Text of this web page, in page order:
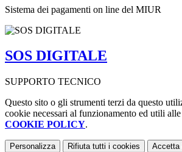
Sistema dei pagamenti on line del MIUR
SOS DIGITALE
SUPPORTO TECNICO
Questo sito o gli strumenti terzi da questo
cookie necessari al funzionamento ed utili
COOKIE POLICY.
Personalizza Rifiuta tutti i cookies Accetta